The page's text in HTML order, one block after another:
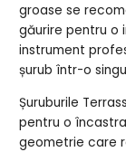
groase se
găurire pentru o
instrument
șurub într-o
Șuruburile
pentru o
geometrie care